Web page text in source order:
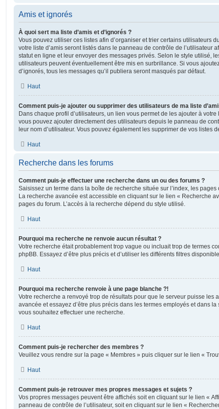
Amis et ignorés
À quoi sert ma liste d’amis et d’ignorés ?
Vous pouvez utiliser ces listes afin d’organiser et trier certains utilisateurs
votre liste d’amis seront listés dans le panneau de contrôle de l’utilisateur
statut en ligne et leur envoyer des messages privés. Selon le style utilisé,
utilisateurs peuvent éventuellement être mis en surbrillance. Si vous
d’ignorés, tous les messages qu’il publiera seront masqués par défaut.
Haut
Comment puis-je ajouter ou supprimer des utilisateurs de ma liste
Dans chaque profil d’utilisateurs, un lien vous permet de les ajouter à votre
vous pouvez ajouter directement des utilisateurs depuis le panneau de
leur nom d’utilisateur. Vous pouvez également les supprimer de vos listes
Haut
Recherche dans les forums
Comment puis-je effectuer une recherche dans un ou des forums ?
Saisissez un terme dans la boîte de recherche située sur l’index, les
La recherche avancée est accessible en cliquant sur le lien « Recherche
pages du forum. L’accès à la recherche dépend du style utilisé.
Haut
Pourquoi ma recherche ne renvoie aucun résultat ?
Votre recherche était probablement trop vague ou incluait trop de termes
phpBB. Essayez d’être plus précis et d’utiliser les différents filtres
Haut
Pourquoi ma recherche renvoie à une page blanche ?!
Votre recherche a renvoyé trop de résultats pour que le serveur puisse les
avancée et essayez d’être plus précis dans les termes employés et dans
vous souhaitez effectuer une recherche.
Haut
Comment puis-je rechercher des membres ?
Veuillez vous rendre sur la page « Membres » puis cliquer sur le lien «
Haut
Comment puis-je retrouver mes propres messages et sujets ?
Vos propres messages peuvent être affichés soit en cliquant sur le lien «
panneau de contrôle de l’utilisateur, soit en cliquant sur le lien «